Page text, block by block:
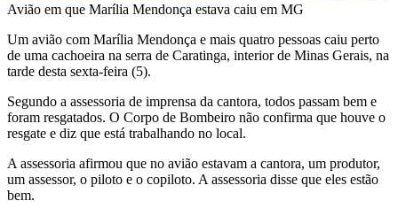
Avião em que Marília Mendonça estava caiu em MG
Um avião com Marília Mendonça e mais quatro pessoas caiu perto
de uma cachoeira na serra de Caratinga, interior de Minas Gerais, na
tarde desta sexta-feira (5).
Segundo a assessoria de imprensa da cantora, todos passam bem e
foram resgatados. O Corpo de Bombeiro não confirma que houve o
resgate e diz que está trabalhando no local.
A assessoria afirmou que no avião estavam a cantora, um produtor,
um assessor, o piloto e o copiloto. A assessoria disse que eles estão
bem.